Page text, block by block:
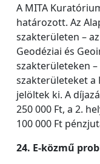
A MITA
határozott. Az
szakterületen –
Geodéziai és
szakterületeken
szakterületeket a
jelöltek ki. A
250 000 Ft, a 2.
100 000 Ft
24. E-közmű